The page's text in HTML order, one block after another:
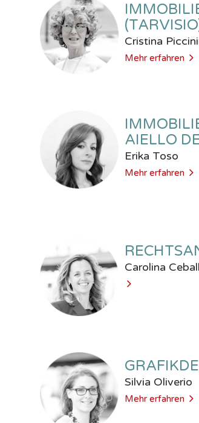
Cristina
Mehr erfahren
AIELLO
Erika Toso
Mehr erfahren
Carolina
Silvia Oliverio
Mehr erfahren